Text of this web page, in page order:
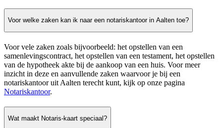
Voor welke zaken kan ik naar een notariskantoor in Aalten toe?
Voor vele zaken zoals bijvoorbeeld: het opstellen van een
samenlevingscontract, het opstellen van een testament, het opstellen
van de hypotheek akte bij de aankoop van een huis. Voor meer
inzicht in deze en aanvullende zaken waarvoor je bij een
notariskantoor uit Aalten terecht kunt, kijk op onze pagina
Notariskantoor.
Wat maakt Notaris-kaart speciaal?